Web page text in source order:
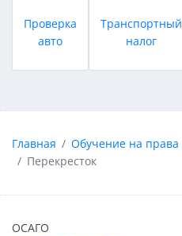
Проверка
авто
Транспортный
налог
Главная Обучение на права
Перекресток
ОСАГО